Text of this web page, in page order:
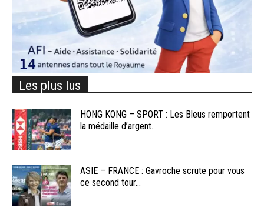
Les plus lus
HONG KONG – SPORT : Les Bleus remportent
la médaille d’argent...
ASIE – FRANCE : Gavroche scrute pour vous
ce second tour...